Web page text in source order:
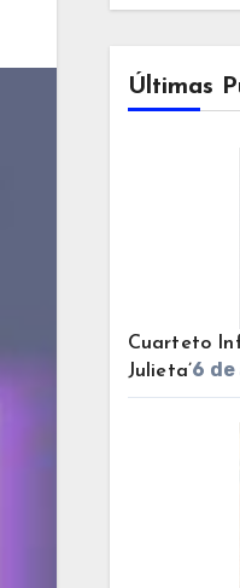
Últimas
Cuarteto
Julieta’6